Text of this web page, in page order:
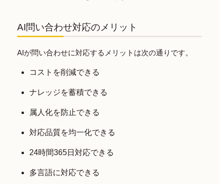
AI問い合わせ対応のメリット
AIが問い合わせに対応するメリットは次の通りです。
コストを削減できる
ナレッジを蓄積できる
属人化を防止できる
対応品質を均一化できる
24時間365日対応できる
多言語に対応できる